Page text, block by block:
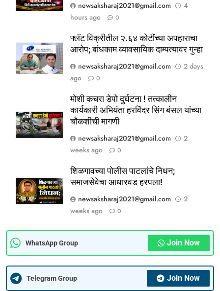
newsaksharaj2021@gmail.com
4
hours ago
0
फ्लॅट विक्रीतील २.६४ कोटींच्या अपहाराचा
आरोप; बांधकाम व्यावसायिक दाम्पत्यावर गुन्हा
newsaksharaj2021@gmail.com
2 days
ago
0
मोशी कचरा डेपो दुर्घटना ! तत्कालीन
कार्यकारी अभियंता हरविंदर सिंग बंसल यांच्या
चौकशीची मागणी
newsaksharaj2021@gmail.com
2
weeks ago
0
शिळगावच्या पोलीस पाटलांचे निधन;
समाजसेवेचा आधारवड हरपला!
newsaksharaj2021@gmail.com
2
weeks ago
0
WhatsApp Group Join Now
Telegram Group Join Now
देसाई खाडीत जलपर्णीचा वाढता विळखा;
पूरस्थिती व पर्यावरणाला गंभीर धोका
पहाटे घरफोड्या, दिवसा चोरी; चोरट्यांचा
बिडी कामगार परिसरावर डोळा
गुन्हेगारी पश्चिम महाराष्ट्र
अपहाराचा आरोप; बांधकाम व्यावसायिक
दाम्पत्यावर गुन्हा
कार्यकारी अभियंता हरविंदर सिंग बंसल
यांच्या चौकशीची मागणी
पश्चिम महाराष्ट्र महाराष्ट्र
4